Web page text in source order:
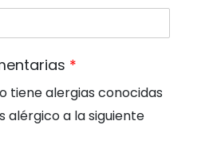
*
tiene alergias conocidas
alérgico a la siguiente